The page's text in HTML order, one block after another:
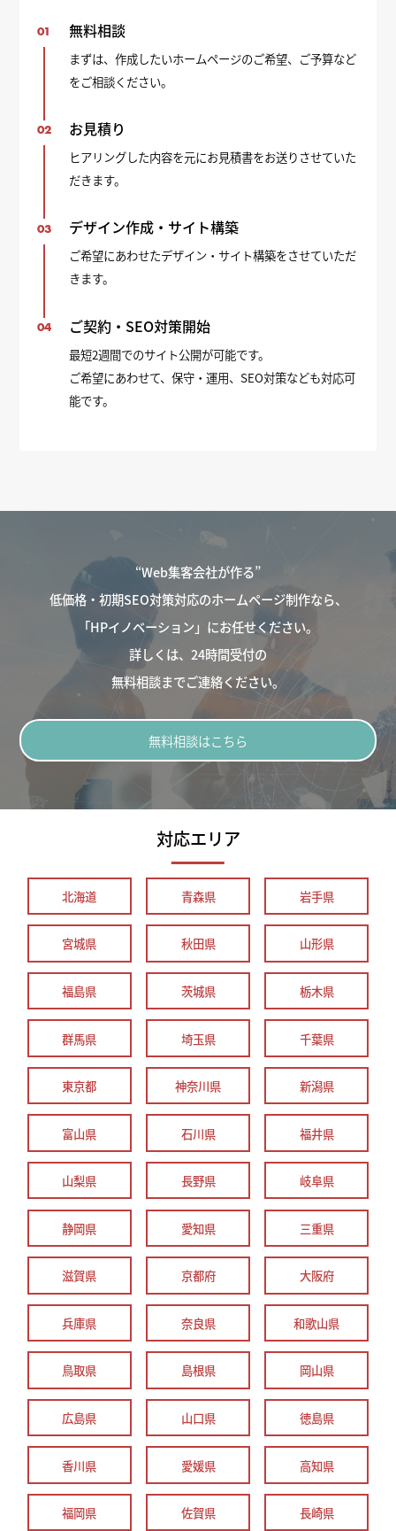
01 無料相談
まずは、作成したいホームページのご希望、ご予算など
をご相談ください。
02 お見積り
ヒアリングした内容を元にお見積書をお送りさせていた
だきます。
03 デザイン作成・サイト構築
ご希望にあわせたデザイン・サイト構築をさせていただ
きます。
04 ご契約・SEO対策開始
最短2週間でのサイト公開が可能です。
ご希望にあわせて、保守・運用、SEO対策なども対応可
能です。
“Web集客会社が作る”
低価格・初期SEO対策対応のホームページ制作なら、
「HPイノベーション」にお任せください。
詳しくは、24時間受付の
無料相談までご連絡ください。
無料相談はこちら
対応エリア
北海道 青森県 岩手県
宮城県 秋田県 山形県
福島県 茨城県 栃木県
群馬県 埼玉県 千葉県
東京都 神奈川県 新潟県
富山県 石川県 福井県
山梨県 長野県 岐阜県
静岡県 愛知県 三重県
滋賀県 京都府 大阪府
兵庫県 奈良県 和歌山県
鳥取県 島根県 岡山県
広島県 山口県 徳島県
香川県 愛媛県 高知県
福岡県 佐賀県 長崎県